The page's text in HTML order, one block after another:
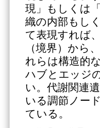
現」もしくは
織の内部もし
て表現すれば
（境界）から
れらは構造的
ハブとエッジ
い。代謝関連
いる調節ノー
ている。